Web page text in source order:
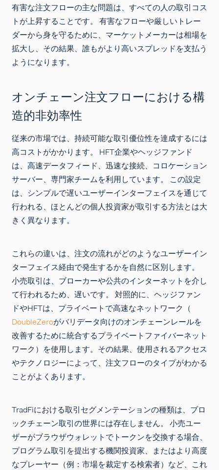
有害な注文フローの主な問題は、すべての人の取引コス
トが上昇することです。 有害なフローや厳しいトレー
ダーから身を守るために、マーケットメーカーは相場を
拡大し、その結果、誰もがより高いスプレッドを支払う
ようになります。
オンチェーン注文フローにおける構
造的非効率性
従来の市場では、持続可能な取引優位性を達成するには
高コストがかかります。 HFT企業やヘッジファンド
は、高速データフィード、迅速な接続、コロケーション
サーバー、専門家チームを利用しています。 この設定
は、シンプルで遅いユーザーインターフェイスを通じて
行われる、ほとんどの個人投資家が取引する方法とは大
きく異なります。
これらの違いは、注文の流れがどのようなユーザーイン
ターフェイス経由で発生するかを自然に区別します。
小売取引は、ブローカーや公共のインターネットを介し
て行われるため、遅いです。 対照的に、ヘッジファン
ドやHFTは、プライベートで高速なネットワーク（
DoubleZeroがバリデータ向けのオンチェーンレールを
改善するために統合するプライベートファイバーネット
ワーク）を使用します。その結果、使用されるアクセス
やテクノロジーによって、注文フローのタイプがわかる
ことがよくあります。
TradFiにおける取引セグメンテーションの種類は、ブロ
ックチェーン取引の世界には存在しません。 小売ユー
ザーがブラウザウォレットでトークンを交換する場合、
プログラム取引を提出する機関投資家、またはより高度
なプレーヤー（例：市場を裁定する検索者）など、これ